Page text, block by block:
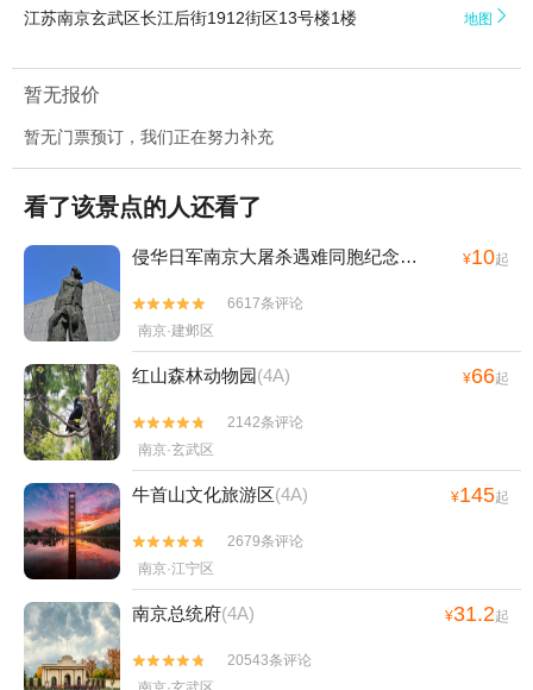
江苏南京玄武区长江后街1912街区13号楼1楼 地图 
暂无报价
暂无门票预订，我们正在努力补充
看了该景点的人还看了
侵华日军南京大屠杀遇难同胞纪念馆 ¥10起


6617条评论
南京·建邺区
红山森林动物园(4A) ¥66起


2142条评论
南京·玄武区
牛首山文化旅游区(4A) ¥145起


2679条评论
南京·江宁区
南京总统府(4A) ¥31.2起


20543条评论